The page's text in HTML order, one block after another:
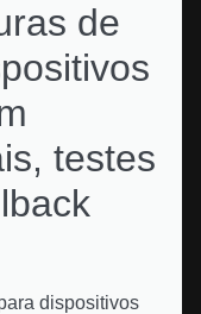
de
testes
dispositivos